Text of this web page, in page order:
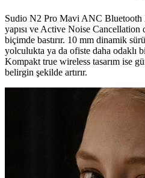
Sudio N2 Pro Mavi ANC Bluetooth
yapısı ve Active Noise Cancellation
biçimde bastırır. 10 mm dinamik
yolculukta ya da ofiste daha odaklı
Kompakt true wireless tasarım ise
belirgin şekilde artırır.